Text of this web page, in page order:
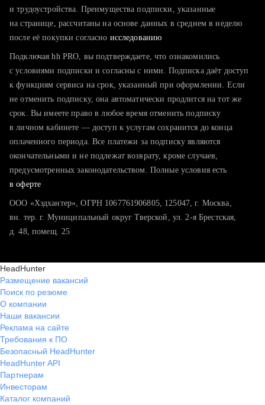
тратите много времени на поиск и вручную поднимаете
хотите сравнить себя с конкурентами и оценить шансы
и трудоустройства. Преимущества подписки, указанные
на странице, рассчитаны на основе данных в среднем в неделю
после её покупки согласно исследованию
Подключая hh PRO, вы подтверждаете, что ознакомились
с условиями подписки и согласны с ними. Подписка даёт доступ
к функциям сервиса на срок, указанный при оформлении. Если
не отменить подписку, она автоматически продлится на тот же
срок. Вы имеете право в любое время отменить подписку
в личном кабинете — доступ к услугам сохранится до конца
оплаченного периода. Все платежи за подписку являются
окончательными и не подлежат возврату, кроме случаев,
предусмотренных законодательством. Полные условия есть
в оферте
ООО «Хэдхантер», ОГРН 1067761906805, 125047, г. Москва,
вн. тер. г. Муниципальный округ Тверской, ул. 2-я Брестская,
д. 48, помещ. 25
HeadHunter
Размещение вакансий
Поиск по резюме
О компании
Наши вакансии
Реклама на сайте
Требования к ПО
Безопасный HeadHunter
HeadHunter API
Партнерам
Инвесторам
Каталог компаний